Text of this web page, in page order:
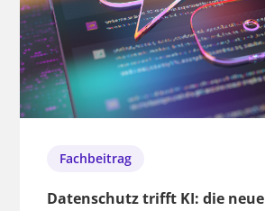
Fachbeitrag
Datenschutz trifft KI: die neue